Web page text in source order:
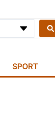
SPORT